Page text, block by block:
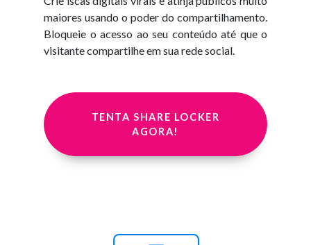
maiores usando o poder do compartilhamento.
Bloqueie o acesso ao seu conteúdo até que o
visitante compartilhe em sua rede social.
TENTA SHARE LOCKER
AGORA!